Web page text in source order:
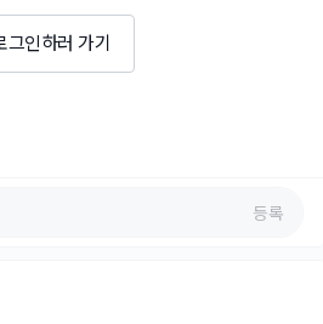
그인하러 가기
등록